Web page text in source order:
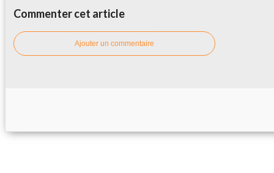
Commenter cet article
Ajouter un commentaire